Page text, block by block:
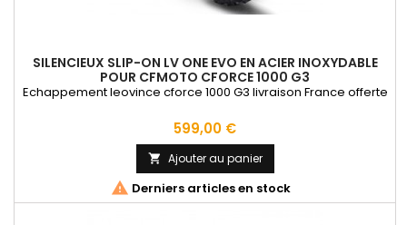
SILENCIEUX SLIP-ON LV ONE EVO EN ACIER INOXYDABLE
POUR CFMOTO CFORCE 1000 G3
Echappement leovince cforce 1000 G3 livraison France offerte
Prix
599,00 €
 Ajouter au panier
 Derniers articles en stock